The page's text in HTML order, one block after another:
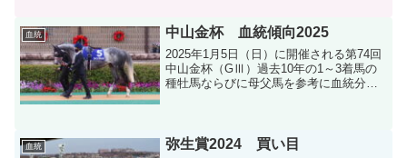
血統 中山金杯 血統傾向2025
2025年1月5日（日）に開催される第74回
中山金杯（GⅢ）過去10年の1～3着馬の
種牡馬ならびに母父馬を参考に血統分析
血統 弥生賞2024 買い目